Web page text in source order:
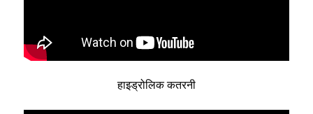
हाइड्रोलिक कतरनी